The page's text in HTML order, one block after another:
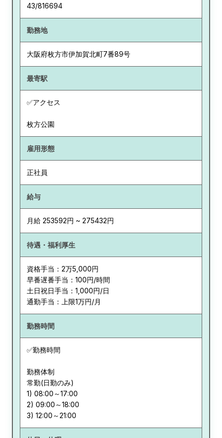
43/816694
勤務地
大阪府枚方市伊加賀北町7番89号
最寄駅
✅アクセス
枚方公園
雇用形態
正社員
給与
月給 253592円 ~ 275432円
待遇・福利厚生
資格手当：2万5,000円
早番遅番手当：100円/時間
土日祝日手当：1,000円/日
通勤手当：上限1万円/月
勤務時間
✅勤務時間
勤務体制
常勤(日勤のみ)
1) 08:00～17:00
2) 09:00～18:00